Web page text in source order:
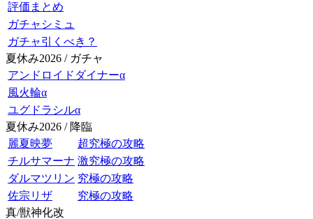
評価まとめ
ガチャシミュ
ガチャ引くべき？
夏休み2026 / ガチャ
アンドロイドダイナーα
風火輪α
ユグドラシルα
夏休み2026 / 降臨
麗夏映夢
超究極の攻略
チルサマーナ 激究極の攻略
ダルマツリン 究極の攻略
佐宗リザ
究極の攻略
真/獣神化改